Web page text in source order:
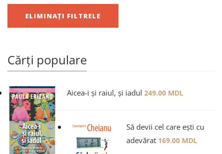
ELIMINAȚI FILTRELE
Cărți populare
Aicea-i și raiul, și iadul 249.00 MDL
Să devii cel care ești cu
adevărat 169.00 MDL